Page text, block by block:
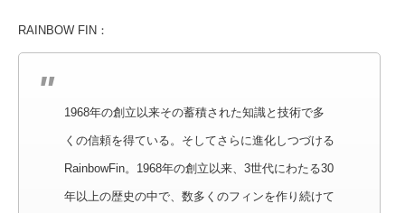
RAINBOW FIN：
1968年の創立以来その蓄積された知識と技術で多
くの信頼を得ている。そしてさらに進化しつづける
RainbowFin。1968年の創立以来、3世代にわたる30
年以上の歴史の中で、数多くのフィンを作り続けて